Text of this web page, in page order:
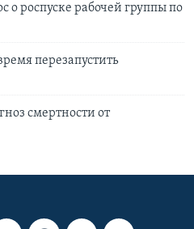
о роспуске рабочей группы по
перезапустить
смертности от